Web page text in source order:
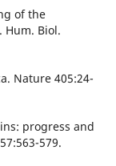
of the
Hum. Biol.
Nature 405:24-
progress and
579.